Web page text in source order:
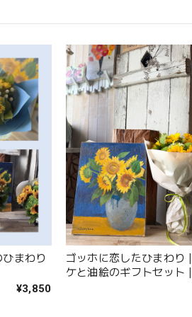
だき誠にありがとうございました。 ま
温かいお言葉を励みに、これからも心
ます。 このたびは本当にありがとう
バラを入れて下さり、ワンランクアッ
。 また、お願いします。 安心してお願
ださり安心しました。 また、よろしく
ひまわり
¥3,850
ゴッホに恋したひまわり
ケと油絵のギフトセット